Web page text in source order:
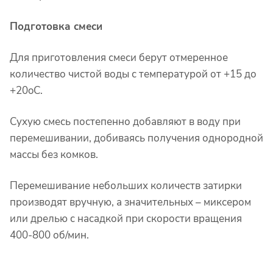
Подготовка смеси
Для приготовления смеси берут отмеренное
количество чистой воды с температурой от +15 до
+20oC.
Сухую смесь постепенно добавляют в воду при
перемешивании, добиваясь получения однородной
массы без комков.
Перемешивание небольших количеств затирки
производят вручную, а значительных – миксером
или дрелью с насадкой при скорости вращения
400-800 об/мин.